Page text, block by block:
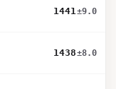
1441±9.0
1438±8.0